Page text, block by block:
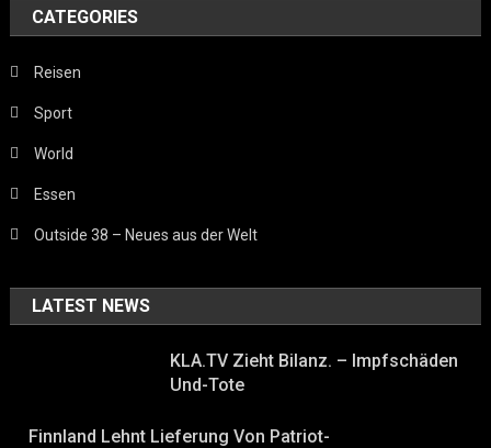
CATEGORIES
Reisen
Sport
World
Essen
Outside 38 – Neues aus der Welt
LATEST NEWS
KLA.TV Zieht Bilanz. – Impfschäden
Und-Tote
Finnland Lehnt Lieferung Von Patriot-